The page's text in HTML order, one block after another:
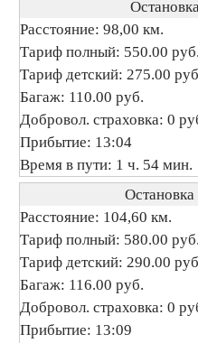
Расстояние: 98,00 км.
Тариф полный: 550.00 руб.
Тариф детский: 275.00
Багаж: 110.00 руб.
Добровол. страховка: 0
Прибытие: 13:04
Время в пути: 1 ч. 54 мин.
Остановка
Расстояние: 104,60 км.
Тариф полный: 580.00 руб.
Тариф детский: 290.00
Багаж: 116.00 руб.
Добровол. страховка: 0
Прибытие: 13:09